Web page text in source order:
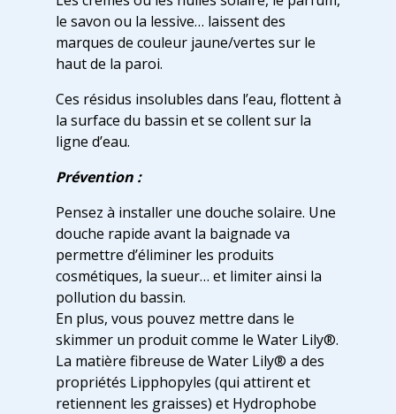
le savon ou la lessive… laissent des
marques de couleur jaune/vertes sur le
haut de la paroi.
Ces résidus insolubles dans l’eau, flottent à
la surface du bassin et se collent sur la
ligne d’eau.
Prévention :
Pensez à installer une douche solaire. Une
douche rapide avant la baignade va
permettre d’éliminer les produits
cosmétiques, la sueur… et limiter ainsi la
pollution du bassin.
En plus, vous pouvez mettre dans le
skimmer un produit comme le Water Lily®.
La matière fibreuse de Water Lily® a des
propriétés Lipphopyles (qui attirent et
retiennent les graisses) et Hydrophobe